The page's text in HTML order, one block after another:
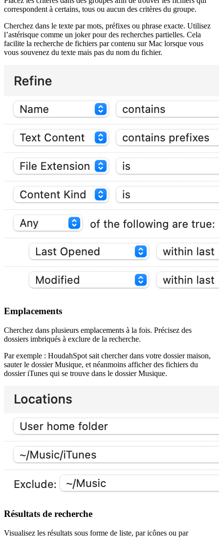
correspondent à certains, tous ou aucun des critères du groupe.
Cherchez dans le texte par mots, préfixes ou phrase exacte. Utilisez
l’astérisque comme un joker pour des recherches partielles. Cela
facilite la recherche de fichiers par contenu sur Mac lorsque vous
vous souvenez du texte mais pas du nom du fichier.
Emplacements
Cherchez dans plusieurs emplacements à la fois. Précisez des
dossiers imbriqués à exclure de la recherche.
Par exemple : HoudahSpot sait chercher dans votre dossier maison,
sauter le dossier Musique, et néanmoins afficher des fichiers du
dossier iTunes qui se trouve dans le dossier Musique.
Résultats de recherche
Visualisez les résultats sous forme de liste, par icônes ou par